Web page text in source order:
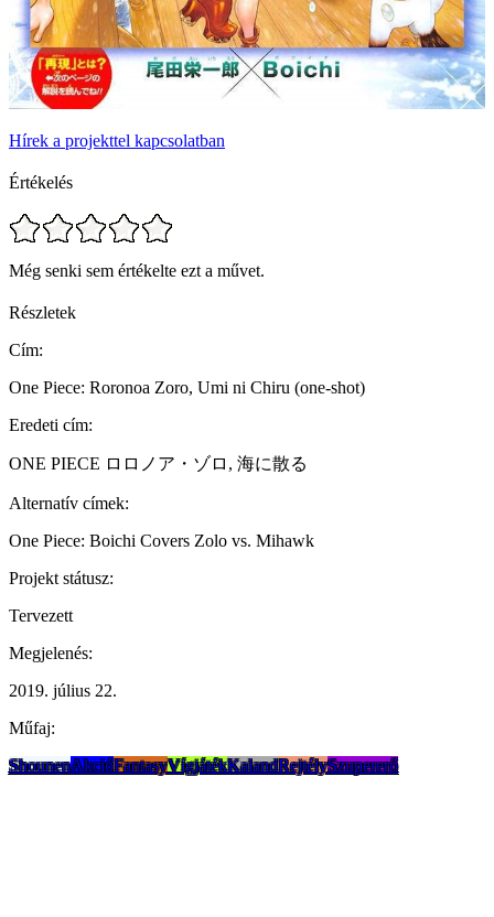
Hírek a projekttel kapcsolatban
Értékelés
Még senki sem értékelte ezt a művet.
Részletek
Cím:
One Piece: Roronoa Zoro, Umi ni Chiru (one-shot)
Eredeti cím:
ONE PIECE ロロノア・ゾロ, 海に散る
Alternatív címek:
One Piece: Boichi Covers Zolo vs. Mihawk
Projekt státusz:
Tervezett
Megjelenés:
2019. július 22.
Műfaj:
ShounenAkcióFantasyVígjátékKalandRejtélySzupererő